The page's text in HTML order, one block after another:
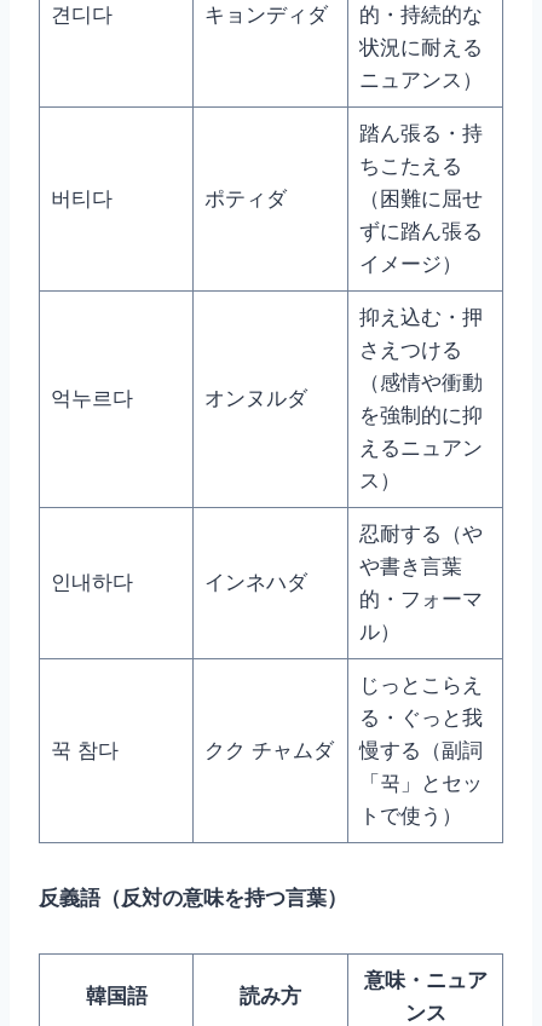
견디다 キョンディダ
的・持続的な
状況に耐える
ニュアンス）
버티다 ポティダ
踏ん張る・持
ちこたえる
（困難に屈せ
ずに踏ん張る
イメージ）
억누르다 オンヌルダ
抑え込む・押
さえつける
（感情や衝動
を強制的に抑
えるニュアン
ス）
인내하다 インネハダ
忍耐する（や
や書き言葉
的・フォーマ
ル）
꾹 참다 クク チャムダ
じっとこらえ
る・ぐっと我
慢する（副詞
「꾹」とセッ
トで使う）
反義語（反対の意味を持つ言葉）
韓国語 読み方
意味・ニュア
ンス